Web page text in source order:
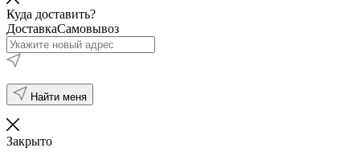
Куда доставить?
ДоставкаСамовывоз
Найти меня
Закрыто